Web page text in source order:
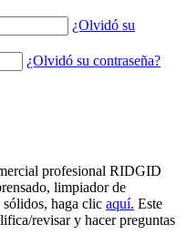
¿Olvidó su
¿Olvidó su contraseña?
profesional RIDGID
limpiador de
sólidos, haga clic aquí. Este
revisar y hacer preguntas